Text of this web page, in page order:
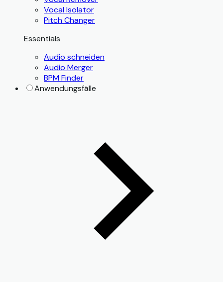
Vocal Isolator
Pitch Changer
Essentials
Audio schneiden
Audio Merger
BPM Finder
Anwendungsfälle